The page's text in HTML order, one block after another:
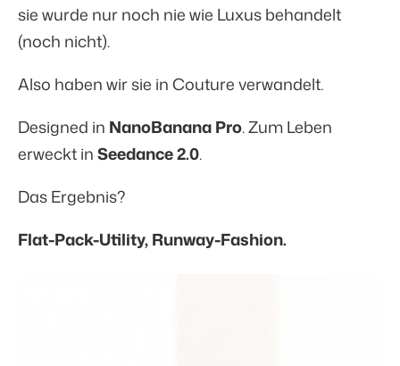
sie wurde nur noch nie wie Luxus behandelt
(noch nicht).
Also haben wir sie in Couture verwandelt.
Designed in NanoBanana Pro. Zum Leben
erweckt inSeedance 2.0.
Das Ergebnis?
Flat-Pack-Utility, Runway-Fashion.